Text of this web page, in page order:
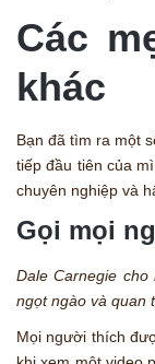
Các
khác
Bạn đã tìm ra một
tiếp đầu tiên của
chuyên nghiệp và
Gọi mọi
Dale Carnegie
ngọt ngào và quan
Mọi người thích